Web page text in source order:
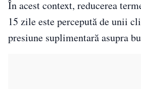
În acest context, reducerea
15 zile este percepută de unii
presiune suplimentară asupra